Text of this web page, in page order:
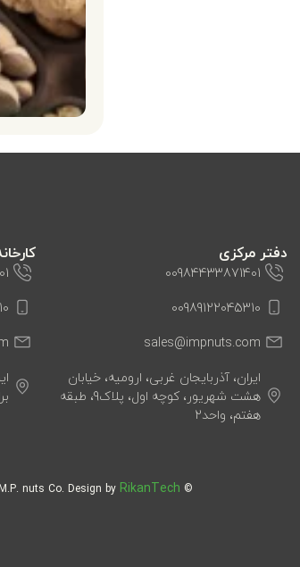
دفتر مرکزی
00984433871401
00989122045310
sales@impnuts.com
ایران، آذربایجان غربی، ارومیه، خیابان
هشت شهریور، کوچه اول، پلاک9، طبقه
هفتم، واحد2
© Copyright
nuts Co. Design byRikanTech